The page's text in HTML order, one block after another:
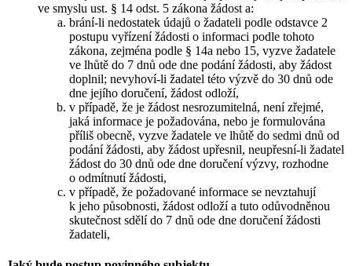
ve smyslu ust. § 14 odst. 5 zákona žádost a:
brání-li nedostatek údajů o žadateli podle odstavce 2
postupu vyřízení žádosti o informaci podle tohoto
zákona, zejména podle § 14a nebo 15, vyzve žadatele
ve lhůtě do 7 dnů ode dne podání žádosti, aby žádost
doplnil; nevyhoví-li žadatel této výzvě do 30 dnů ode
dne jejího doručení, žádost odloží,
v případě, že je žádost nesrozumitelná, není zřejmé,
jaká informace je požadována, nebo je formulována
příliš obecně, vyzve žadatele ve lhůtě do sedmi dnů od
podání žádosti, aby žádost upřesnil, neupřesní-li žadatel
žádost do 30 dnů ode dne doručení výzvy, rozhodne
o odmítnutí žádosti,
v případě, že požadované informace se nevztahují
k jeho působnosti, žádost odloží a tuto odůvodněnou
skutečnost sdělí do 7 dnů ode dne doručení žádosti
žadateli,